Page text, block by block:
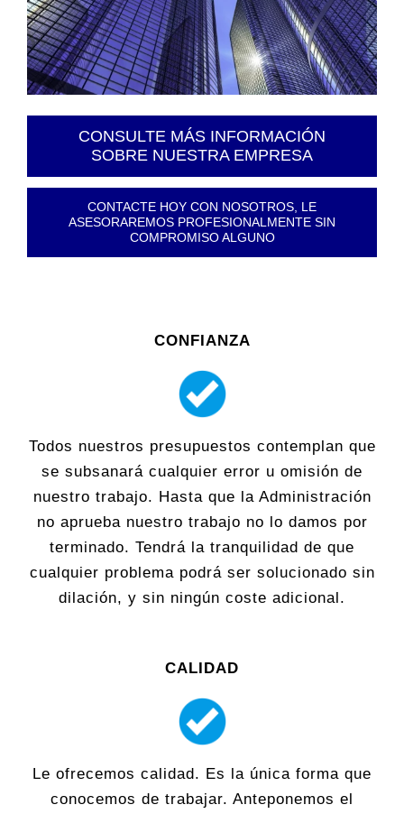
CONSULTE MÁS INFORMACIÓN
SOBRE NUESTRA EMPRESA
CONTACTE HOY CON NOSOTROS, LE
ASESORAREMOS PROFESIONALMENTE SIN
COMPROMISO ALGUNO
CONFIANZA
Todos nuestros presupuestos contemplan que
se subsanará cualquier error u omisión de
nuestro trabajo. Hasta que la Administración
no aprueba nuestro trabajo no lo damos por
terminado. Tendrá la tranquilidad de que
cualquier problema podrá ser solucionado sin
dilación, y sin ningún coste adicional.
CALIDAD
Le ofrecemos calidad. Es la única forma que
conocemos de trabajar. Anteponemos el